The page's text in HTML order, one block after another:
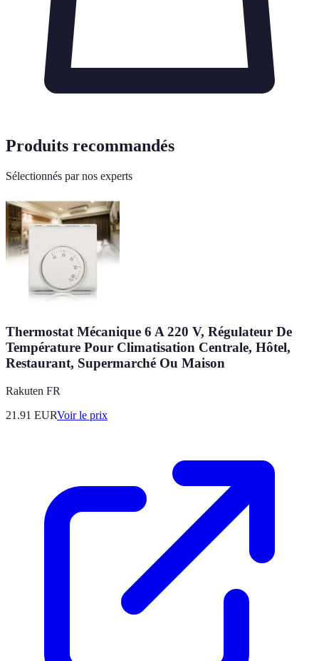
Produits recommandés
Sélectionnés par nos experts
Thermostat Mécanique 6 A 220 V, Régulateur De
Température Pour Climatisation Centrale, Hôtel,
Restaurant, Supermarché Ou Maison
Rakuten FR
21.91 EURVoir le prix